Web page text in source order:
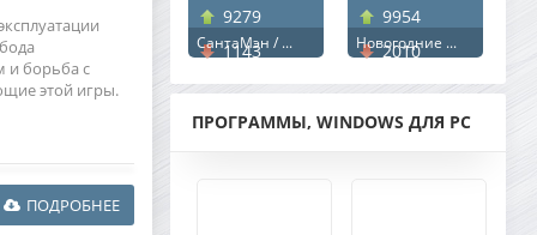
и борьба с
этой игры.
ПОДРОБНЕЕ
9279
1143
СантаМэн / ...
9954
2010
Новогодние ...
ПРОГРАММЫ, WINDOWS ДЛЯ PC